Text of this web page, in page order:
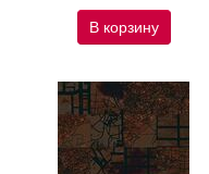
В корзину